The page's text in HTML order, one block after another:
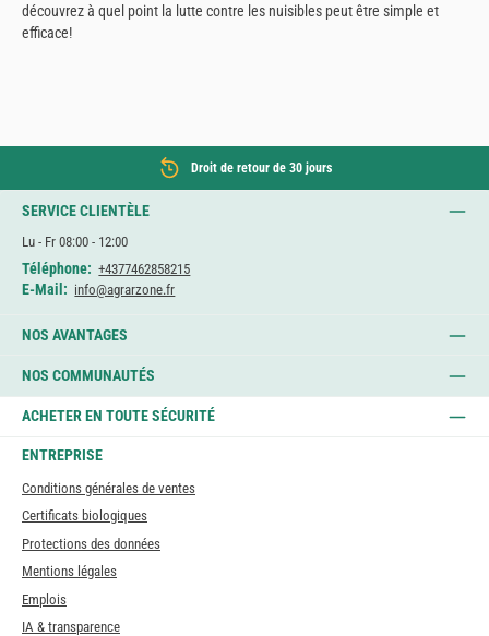
découvrez à quel point la lutte contre les nuisibles peut être simple et
efficace!
Droit de retour de 30 jours
SERVICE CLIENTÈLE
Lu - Fr 08:00 - 12:00
Téléphone: +4377462858215
E-Mail: info@agrarzone.fr
NOS AVANTAGES
NOS COMMUNAUTÉS
ACHETER EN TOUTE SÉCURITÉ
ENTREPRISE
Conditions générales de ventes
Certificats biologiques
Protections des données
Mentions légales
Emplois
IA & transparence